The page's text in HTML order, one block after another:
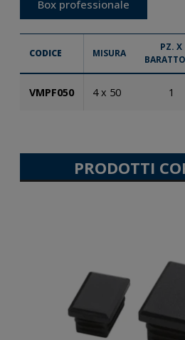
Box professionale
CODICE MISURA
PZ. X
VMPF050 4 x 50 1
PRODOTTI